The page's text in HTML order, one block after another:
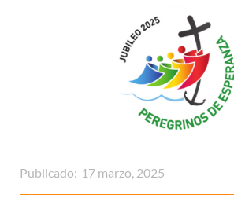
Publicado: 17 marzo, 2025